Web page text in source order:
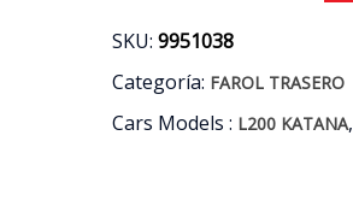
SKU:9951038
Categoría: FAROL TRASERO
Cars Models : L200 KATANA,